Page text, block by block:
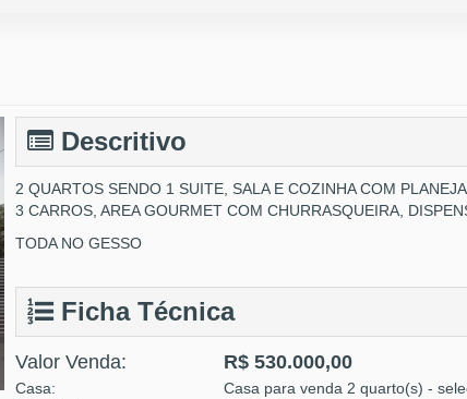
Descritivo
2 QUARTOS SENDO 1 SUITE, SALA E COZINHA COM
3 CARROS, AREA GOURMET COM CHURRASQUEIRA,
TODA NO GESSO
Ficha Técnica
Valor Venda: R$ 530.000,00
Casa:
Casa para venda 2 quarto(s) -